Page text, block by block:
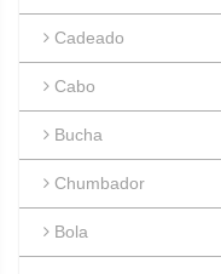
Cadeado
Cabo
Bucha
Chumbador
Bola